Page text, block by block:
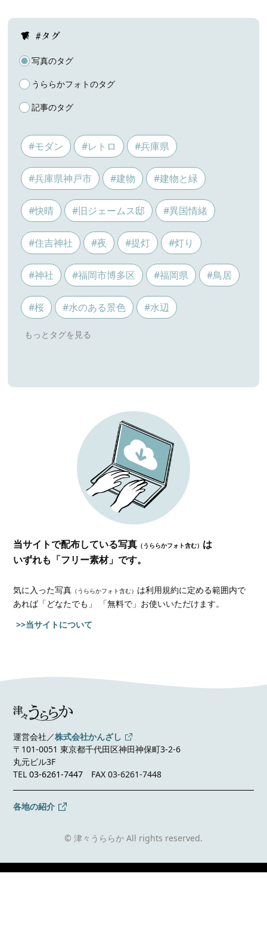
#タグ
写真のタグ
うららかフォトのタグ
記事のタグ
#モダン #レトロ #兵庫県
#兵庫県神戸市 #建物 #建物と緑
#快晴 #旧ジェームス邸 #異国情緒
#住吉神社 #夜 #提灯 #灯り
#神社 #福岡市博多区 #福岡県 #鳥居
#桜 #水のある景色 #水辺
当サイトで配布している写真 （うららかフォト含む） は
いずれも「フリー素材」です。
気に入った写真 （うららかフォト含む） は利用規約に定める範囲内で
あれば「どなたでも」 「無料で」お使いいただけます。
>>当サイトについて
運営会社／株式会社かんざし
〒101-0051 東京都千代田区神田神保町3-2-6
丸元ビル3F
TEL03-6261-7447 FAX 03-6261-7448
各地の紹介
© 津々うららか All rights reserved.